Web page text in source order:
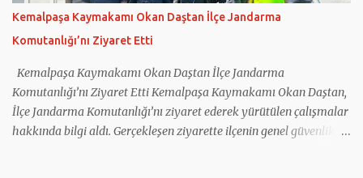
Harmony App adlı mobil uygulama da geliştirildi. Projenin
internet sitesinin hazırlanması ve güncel tutulması görevini
üstlenen Kemalpaşa Ferzent Bulum Anadolu Lisesi, proje
sonuçlarını ilçede düzenlenen tanıtım toplantısında paylaştı.
Okulun projedeki çalışmaları, ö...
Kemalpaşa Kaymakamı Okan Daştan İlçe Jandarma
Komutanlığı’nı Ziyaret Etti
Kemalpaşa Kaymakamı Okan Daştan İlçe Jandarma
Komutanlığı’nı Ziyaret Etti Kemalpaşa Kaymakamı Okan Daştan,
İlçe Jandarma Komutanlığı’nı ziyaret ederek yürütülen çalışmalar
hakkında bilgi aldı. Gerçekleşen ziyarette ilçenin genel güvenlik